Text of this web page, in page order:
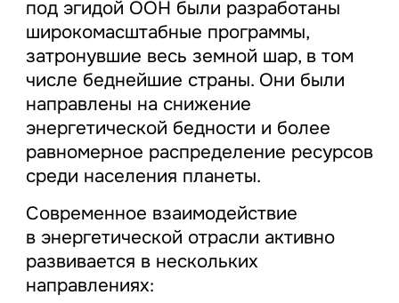
под эгидой ООН были разработаны
широкомасштабные программы,
затронувшие весь земной шар, в том
числе беднейшие страны. Они были
направлены на снижение
энергетической бедности и более
равномерное распределение ресурсов
среди населения планеты.
Современное взаимодействие
в энергетической отрасли активно
развивается в нескольких
направлениях: